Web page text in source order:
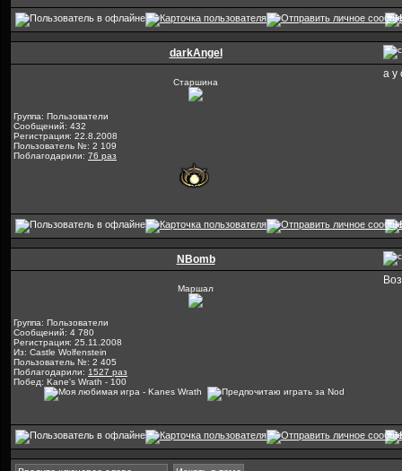
dаrkAngеl
Старшина
Группа: Пользователи
Сообщений: 432
Регистрация: 22.8.2008
Пользователь №: 2 109
Поблагодарили: 76 раз
а у
NBomb
Маршал
Группа: Пользователи
Сообщений: 4 780
Регистрация: 25.11.2008
Из: Castle Wolfenstein
Пользователь №: 2 405
Поблагодарили: 1527 раз
Побед: Kane's Wrath - 100